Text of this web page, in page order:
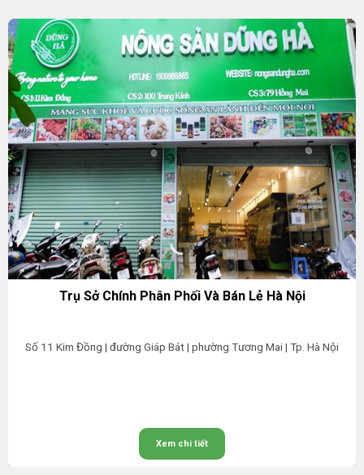
Trụ Sở Chính Phân Phối Và Bán Lẻ Hà Nội
Số 11 Kim Đồng | đường Giáp Bát | phường Tương Mai | Tp. Hà Nội
Xem chi tiết